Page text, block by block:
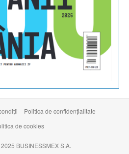
Politica de confidențialitate
de cookies
BUSINESSMEX S.A.